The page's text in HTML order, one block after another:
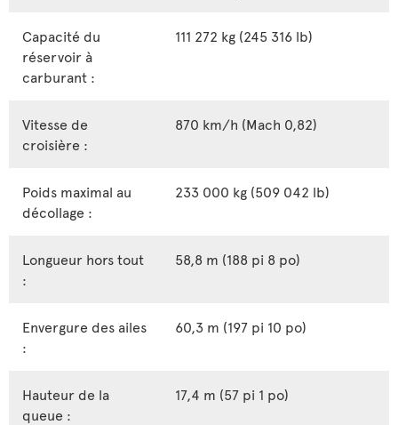
Capacité du
réservoir à
carburant :
111 272 kg (245 316 lb)
Vitesse de
croisière :
870 km/h (Mach 0,82)
Poids maximal au
décollage :
233 000 kg (509 042 lb)
Longueur hors tout
:
58,8 m (188 pi 8 po)
Envergure des ailes
:
60,3 m (197 pi 10 po)
Hauteur de la
queue :
17,4 m (57 pi 1 po)